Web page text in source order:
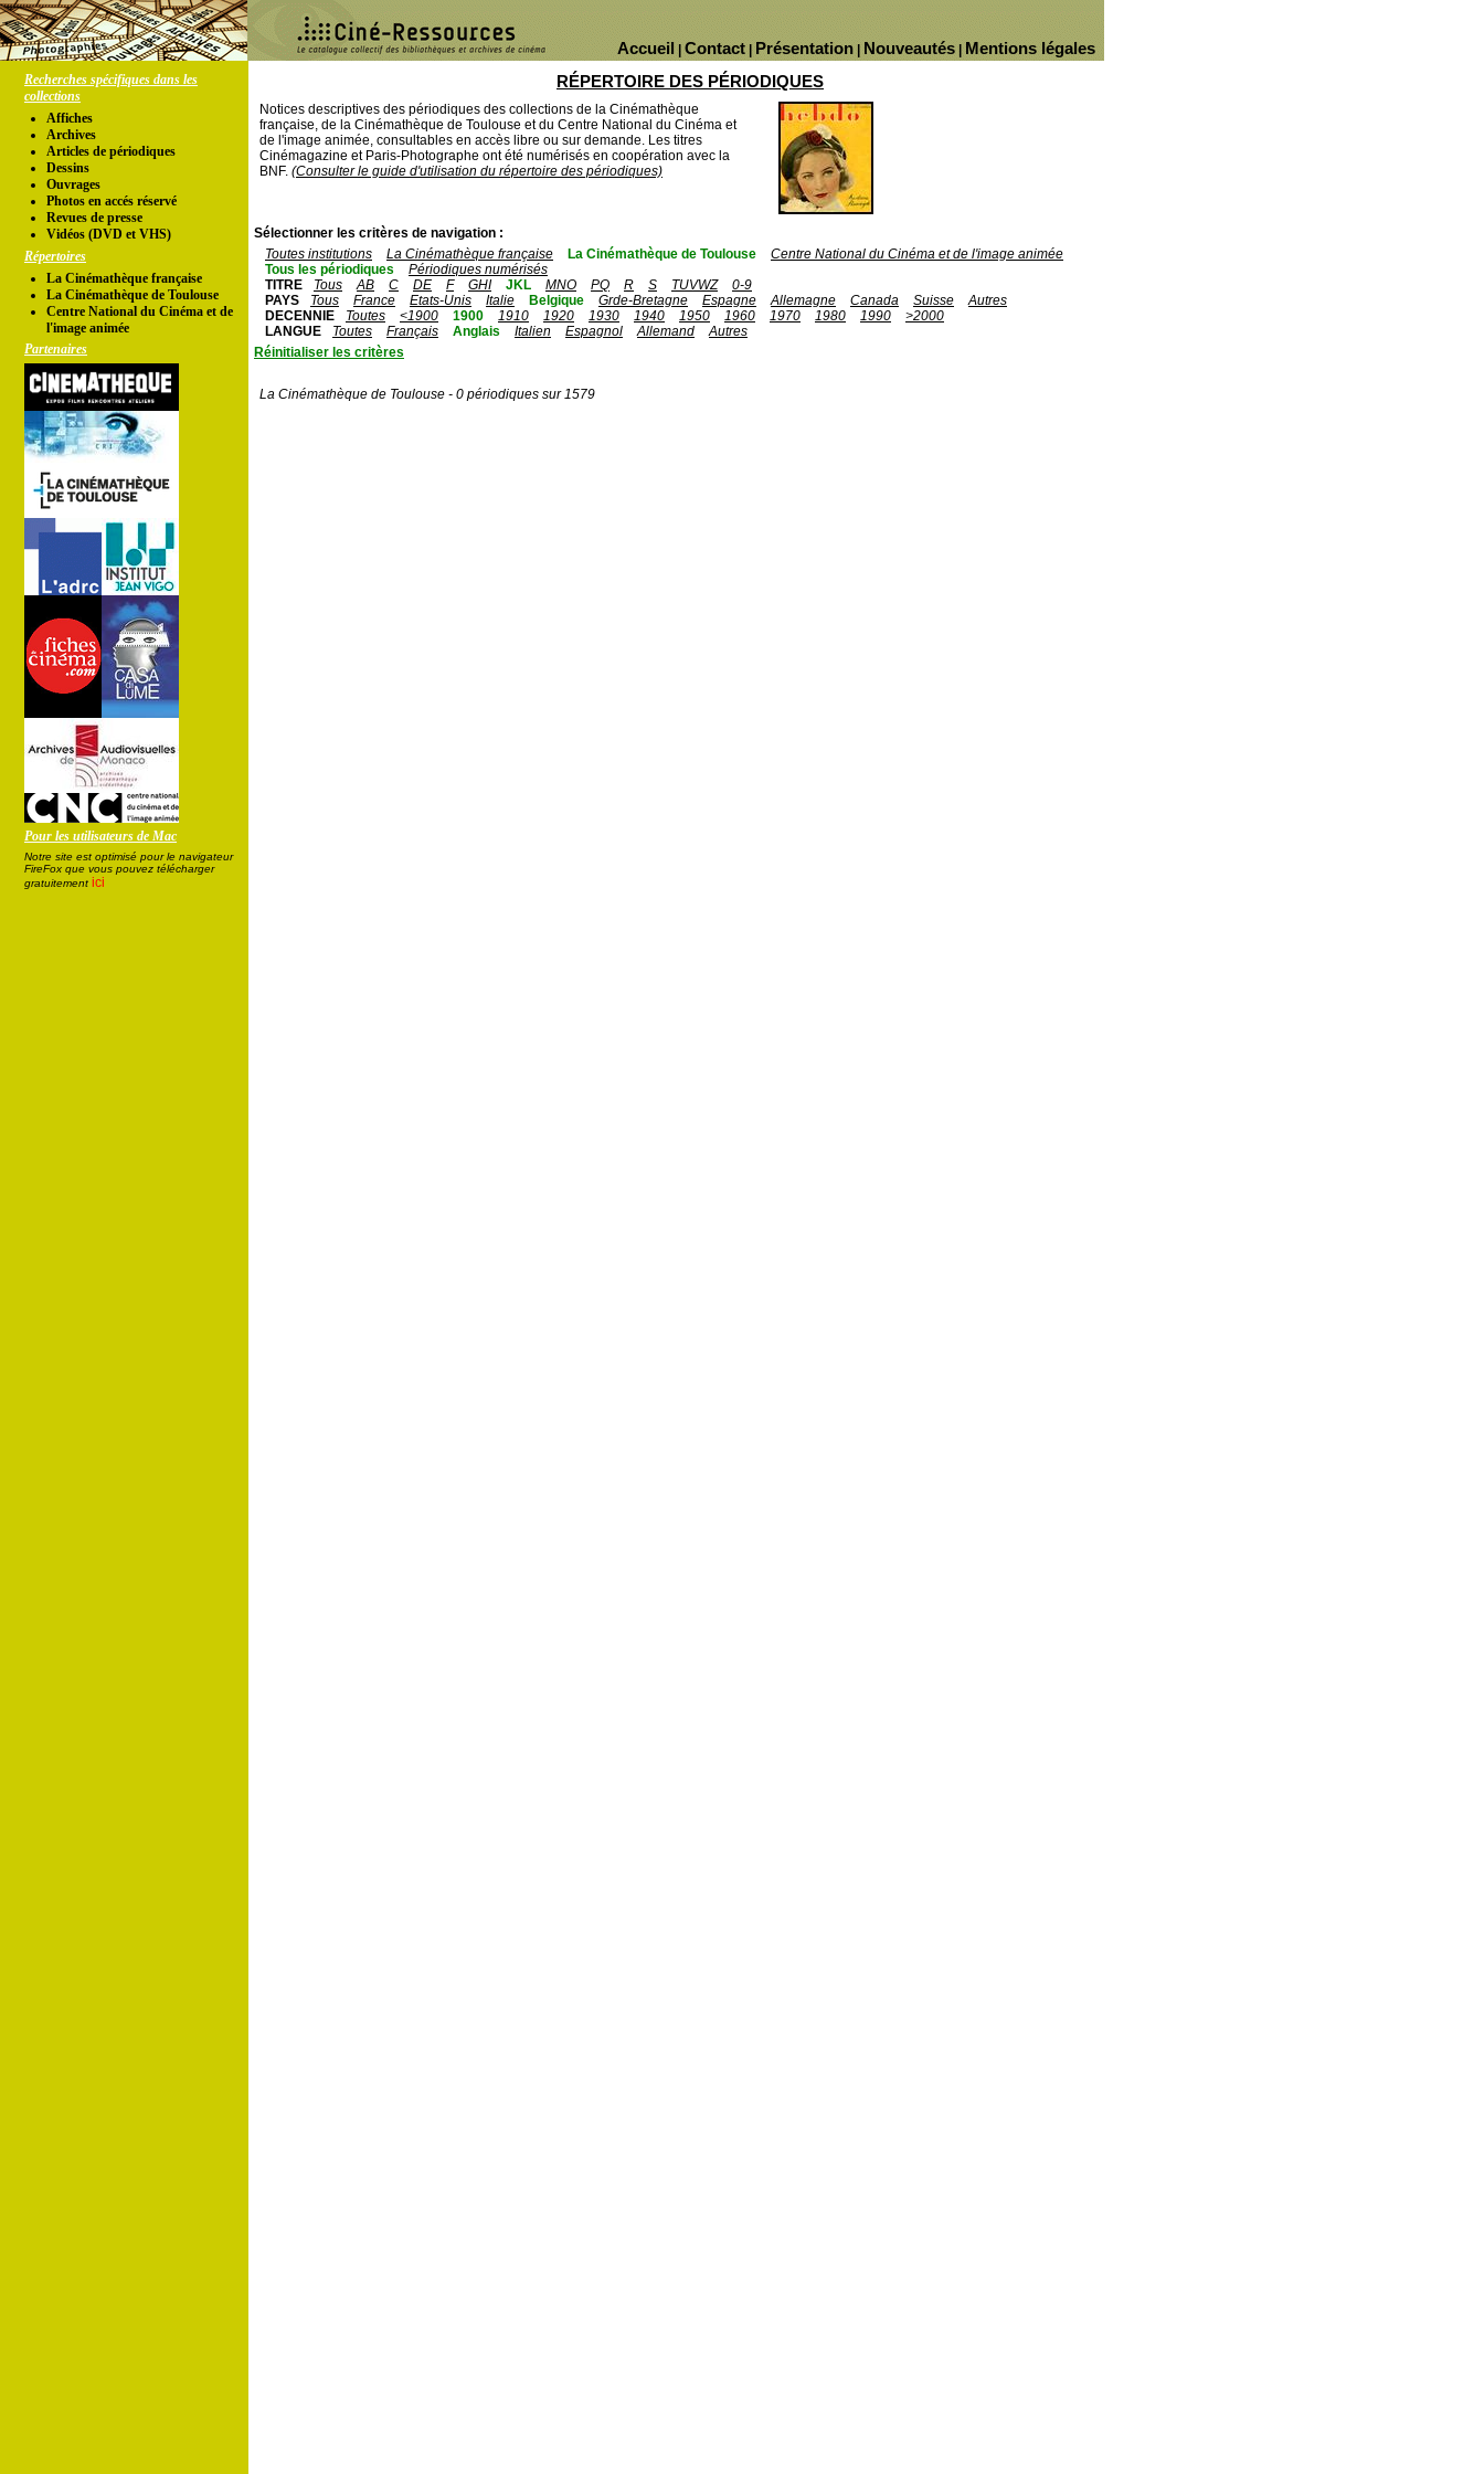
Mentions légales
Nouveautés
Présentation
Contact
Accueil
Recherches spécifiques dans les
collections
Affiches
Archives
Articles de périodiques
Dessins
Ouvrages
Photos en accés réservé
Revues de presse
Vidéos (DVD et VHS)
Répertoires
La Cinémathèque française
La Cinémathèque de Toulouse
Centre National du Cinéma et de
l'image animée
Partenaires
Pour les utilisateurs de Mac
Notre site est optimisé pour le navigateur
FireFox que vous pouvez télécharger
gratuitement ici
RÉPERTOIRE DES PÉRIODIQUES
Notices descriptives des périodiques des collections de la Cinémathèque
française, de la Cinémathèque de Toulouse et du Centre National du Cinéma et
de l'image animée, consultables en accès libre ou sur demande. Les titres
Cinémagazine et Paris-Photographe ont été numérisés en coopération avec la
BNF. (Consulter le guide d'utilisation du répertoire des périodiques)
Sélectionner les critères de navigation :
Toutes institutions
La Cinémathèque française La Cinémathèque de Toulouse
Centre National du Cinéma et de l'image animée
Tous les périodiques
Périodiques numérisés
TITRE
Tous AB C DE F GHI JKL MNO PQ R S TUVWZ
0-9
PAYS
Tous France Etats-Unis Italie Belgique Grde-Bretagne Espagne Allemagne Canada Suisse
Autres
DECENNIE
Toutes <1900 1900 1910 1920 1930 1940 1950 1960 1970 1980 1990
>2000
LANGUE
Toutes Français Anglais Italien Espagnol Allemand
Autres
Réinitialiser les critères
La Cinémathèque de Toulouse - 0 périodiques sur 1579